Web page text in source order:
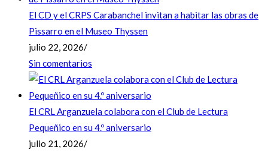
El CD y el CRPS Carabanchel invitan a habitar las obras de
Pissarro en el Museo Thyssen
julio 22, 2026/
Sin comentarios
El CRL Arganzuela colabora con el Club de Lectura
Pequeñico en su 4.º aniversario
julio 21, 2026/